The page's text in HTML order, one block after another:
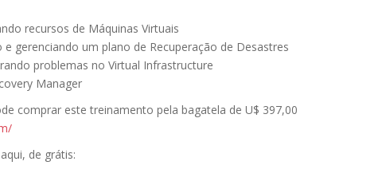
recursos de Máquinas Virtuais
e gerenciando um plano de Recuperação de Desastres
problemas no Virtual Infrastructure
Manager
comprar este treinamento pela bagatela de U$ 397,00
de grátis: